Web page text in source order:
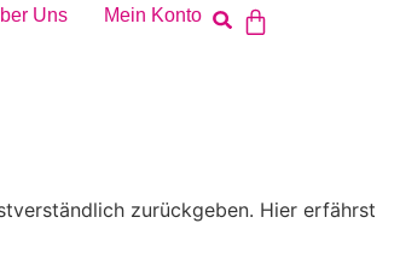
Uns Mein Konto
zurückgeben. Hier erfährst